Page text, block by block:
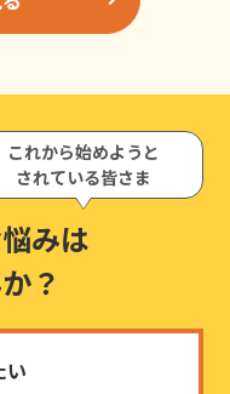
これから始めようと
されている皆さま
みは
？
い